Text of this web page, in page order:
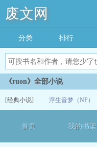
废文网
分类 排行
《ruon》全部小说
[经典小说] 浮生音梦（NP）
首页 我的书架